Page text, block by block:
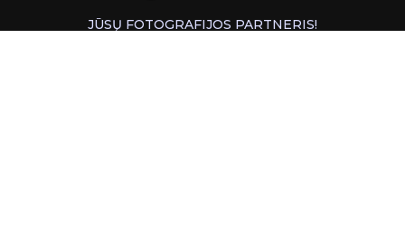
JŪSŲ FOTOGRAFIJOS PARTNERIS!